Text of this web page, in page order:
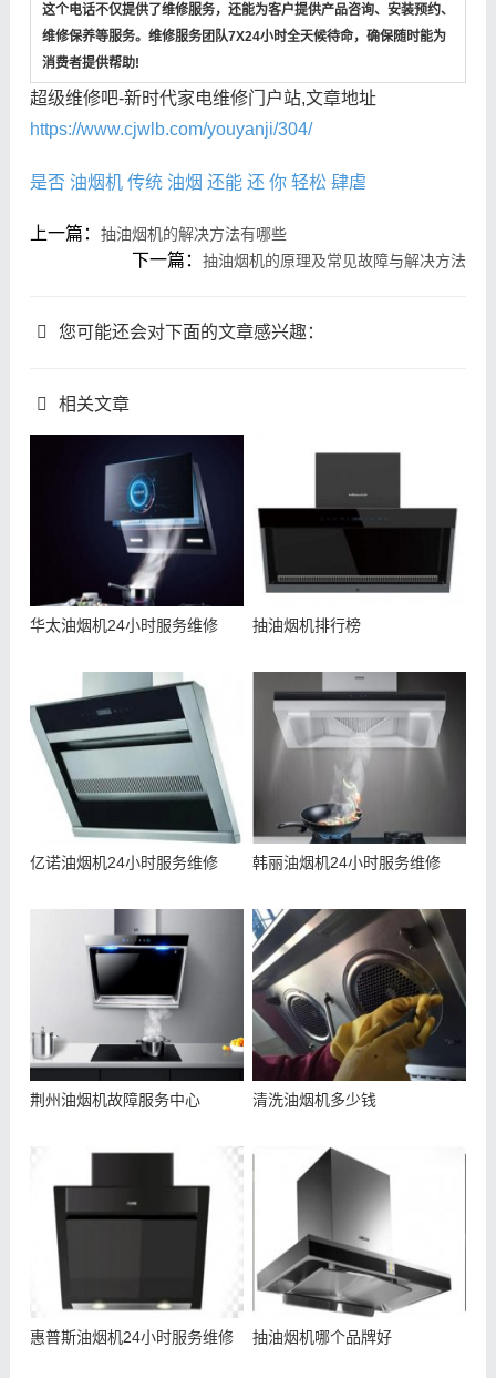
这个电话不仅提供了维修服务，还能为客户提供产品咨询、安装预约、
维修保养等服务。维修服务团队7X24小时全天候待命，确保随时能为
消费者提供帮助!
超级维修吧-新时代家电维修门户站,文章地址
https://www.cjwlb.com/youyanji/304/
是否 油烟机 传统 油烟 还能 还 你 轻松 肆虐
上一篇： 抽油烟机的解决方法有哪些
下一篇：抽油烟机的原理及常见故障与解决方法
您可能还会对下面的文章感兴趣：
相关文章
华太油烟机24小时服务维修 抽油烟机排行榜
亿诺油烟机24小时服务维修 韩丽油烟机24小时服务维修
荆州油烟机故障服务中心 清洗油烟机多少钱
惠普斯油烟机24小时服务维修 抽油烟机哪个品牌好